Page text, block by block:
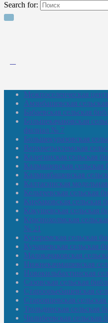
Search for:
Межпоселенческая
Амзибашевская
Бабаевская сельская
Большекачаковская
филиал № 7
Большекуразовская
Верхнетыхтемская
Калегинская сельская
Калмашевская
Калмиябашевская
Калтасинская
Кельтеевская сельская
Киебаковская
Кокушевская сельская
Краснохолмская
№ 21
Кутеремская сельская
Кучашевская сельская
Малокачаковская
Нижнекачмашевская
Новокильбахтинская
Сазовская сельская
Староорьебашевская
Старояшевская
Тюльдинская сельская
Чилибеевская